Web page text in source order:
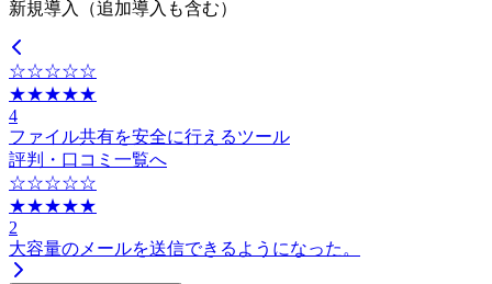
新規導入（追加導入も含む）
☆☆☆☆☆
★★★★★
4
ファイル共有を安全に行えるツール
評判・口コミ一覧へ
☆☆☆☆☆
★★★★★
2
大容量のメールを送信できるようになった。